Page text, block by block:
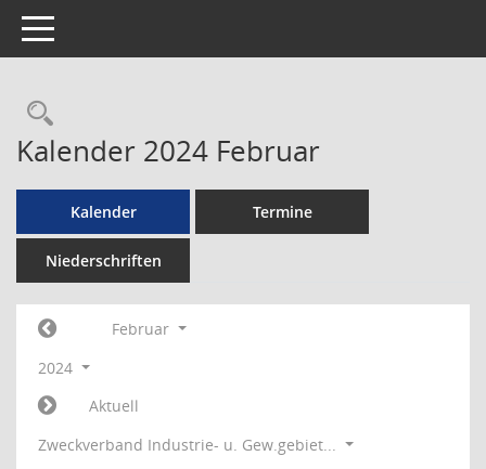
Toggle navigation
Rechercheauswahl
Kalender 2024 Februar
Kalender Termine
Niederschriften
Februar
2024
Aktuell
Zweckverband Industrie- u. Gew.gebiet...